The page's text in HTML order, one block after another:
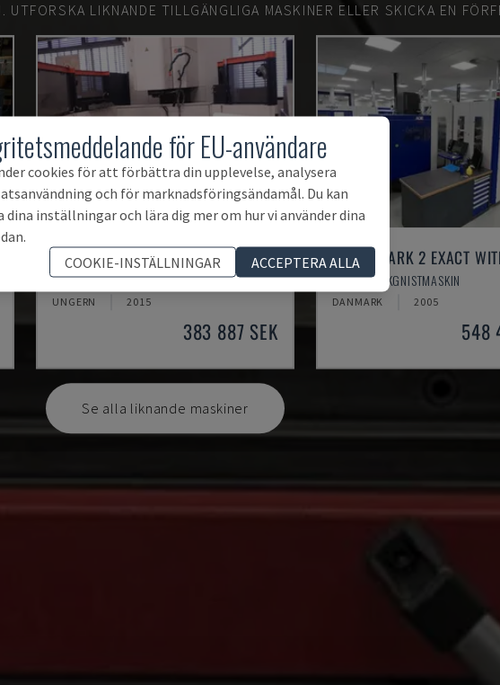
UTFORSKA LIKNANDE TILLGÄNGLIGA MASKINER ELLER SKICKA EN
FORM 30
AGIECHARMILLES - SÄNKGNISTMASKIN
UNGERN 2015
383 887 SEK
HYPERSPARK 2 EXACT
AGIE - SÄNKGNISTMASKIN
DANMARK 2005
548
Se alla liknande maskiner
för EU-användare
cookies för att förbättra din upplevelse, analysera
och för marknadsföringsändamål. Du kan
dina inställningar och lära dig mer om hur vi använder dina
COOKIE-INSTÄLLNINGAR
ACCEPTERA ALLA